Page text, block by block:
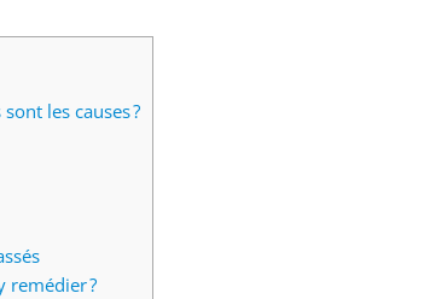
les causes ?
remédier ?